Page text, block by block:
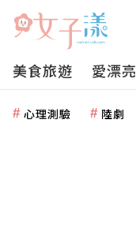
美食旅遊 愛漂亮
心理測驗 陸劇